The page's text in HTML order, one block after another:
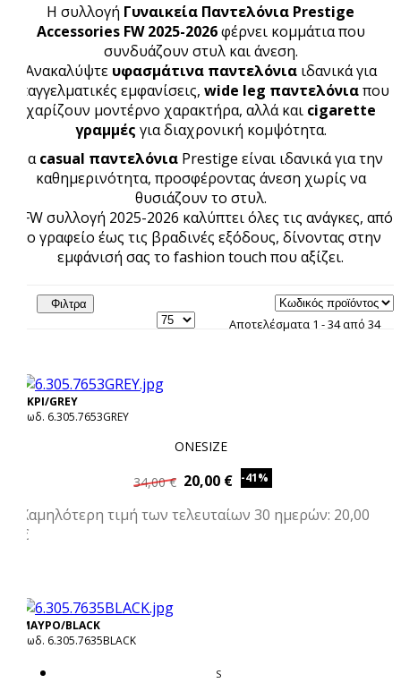
Η συλλογή Γυναικεία Παντελόνια Prestige
Accessories FW 2025-2026φέρνει κομμάτια που
συνδυάζουν στυλ και άνεση.
Ανακαλύψτε υφασμάτινα παντελόνιαιδανικά για
επαγγελματικές εμφανίσεις, wide leg παντελόνιαπου
χαρίζουν μοντέρνο χαρακτήρα, αλλά και cigarette
γραμμές για διαχρονική κομψότητα.
Ταcasual παντελόνια Prestige είναι ιδανικά για την
καθημερινότητα, προσφέροντας άνεση χωρίς να
θυσιάζουν το στυλ.
Η FW συλλογή 2025-2026 καλύπτει όλες τις ανάγκες, από
το γραφείο έως τις βραδινές εξόδους, δίνοντας στην
εμφάνισή σας το fashion touch που αξίζει.
Φιλτρα
Αποτελέσματα 1 - 34 από 34
ΓΚΡΙ/GREY
Κωδ. 6.305.7653GREY
ONESIZE
34,00 € 20,00 € -41%
Χαμηλότερη τιμή των τελευταίων 30 ημερών: 20,00
€
ΜΑΥΡΟ/BLACK
Κωδ. 6.305.7635BLACK
S